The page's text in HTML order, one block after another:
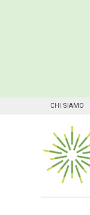
CHI SIAMO